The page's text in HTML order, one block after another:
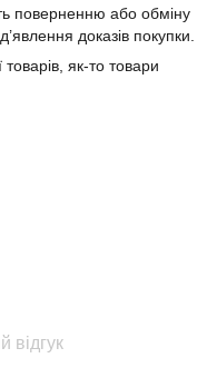
поверненню або обміну
доказів покупки.
товарів, як-то товари
відгук